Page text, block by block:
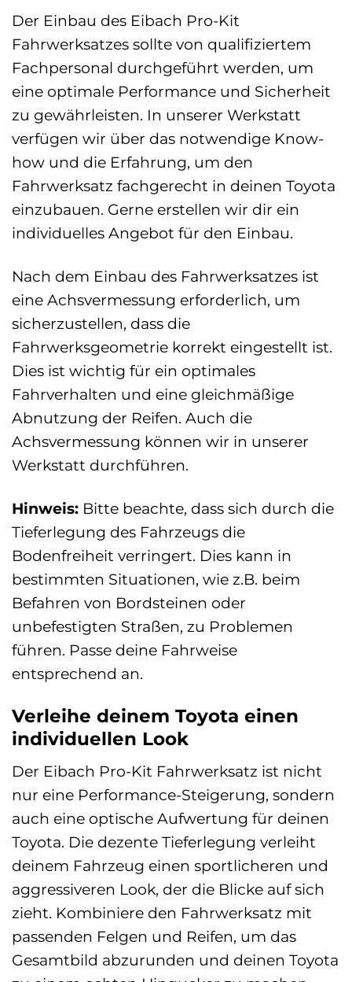
Der Einbau des Eibach Pro-Kit
Fahrwerksatzes sollte von qualifiziertem
Fachpersonal durchgeführt werden, um
eine optimale Performance und Sicherheit
zu gewährleisten. In unserer Werkstatt
verfügen wir über das notwendige Know-
how und die Erfahrung, um den
Fahrwerksatz fachgerecht in deinen Toyota
einzubauen. Gerne erstellen wir dir ein
individuelles Angebot für den Einbau.
Nach dem Einbau des Fahrwerksatzes ist
eine Achsvermessung erforderlich, um
sicherzustellen, dass die
Fahrwerksgeometrie korrekt eingestellt ist.
Dies ist wichtig für ein optimales
Fahrverhalten und eine gleichmäßige
Abnutzung der Reifen. Auch die
Achsvermessung können wir in unserer
Werkstatt durchführen.
Hinweis: Bitte beachte, dass sich durch die
Tieferlegung des Fahrzeugs die
Bodenfreiheit verringert. Dies kann in
bestimmten Situationen, wie z.B. beim
Befahren von Bordsteinen oder
unbefestigten Straßen, zu Problemen
führen. Passe deine Fahrweise
entsprechend an.
Verleihe deinem Toyota einen
individuellen Look
Der Eibach Pro-Kit Fahrwerksatz ist nicht
nur eine Performance-Steigerung, sondern
auch eine optische Aufwertung für deinen
Toyota. Die dezente Tieferlegung verleiht
deinem Fahrzeug einen sportlicheren und
aggressiveren Look, der die Blicke auf sich
zieht. Kombiniere den Fahrwerksatz mit
passenden Felgen und Reifen, um das
Gesamtbild abzurunden und deinen Toyota